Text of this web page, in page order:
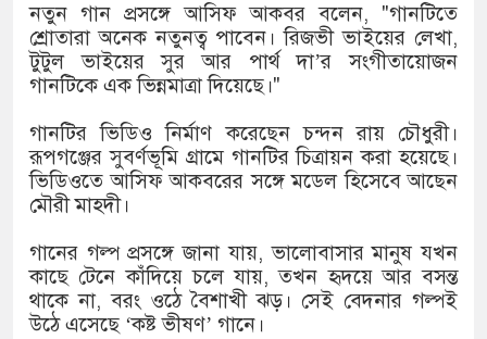
১৫২২ পুলিশ সদস্যকে চাকরিতে
খিলক্ষেত থানা বিএনপির যুগ্ম
দেশের ৬ অঞ্চলে ঝড়ের আভাস
সার্ককে আরও গতিশীল করতে চায়
প্রধানমন্ত্রীর সঙ্গে নবনিযুক্ত
হামের উপসর্গে আরও ৬ প্রাণহানি,
নতুন গান প্রসঙ্গে আসিফ আকবর বলেন, "গানটিতে
শ্রোতারা অনেক নতুনত্ব পাবেন। রিজভী ভাইয়ের লেখা,
টুটুল ভাইয়ের সুর আর পার্থ দা’র সংগীতায়োজন
গানটিকে এক ভিন্নমাত্রা দিয়েছে।"
গানটির ভিডিও নির্মাণ করেছেন চন্দন রায় চৌধুরী।
রূপগঞ্জের সুবর্ণভূমি গ্রামে গানটির চিত্রায়ন করা হয়েছে।
ভিডিওতে আসিফ আকবরের সঙ্গে মডেল হিসেবে আছেন
মৌরী মাহদী।
গানের গল্প প্রসঙ্গে জানা যায়, ভালোবাসার মানুষ যখন
কাছে টেনে কাঁদিয়ে চলে যায়, তখন হৃদয়ে আর বসন্ত
থাকে না, বরং ওঠে বৈশাখী ঝড়। সেই বেদনার গল্পই
উঠে এসেছে ‘কষ্ট ভীষণ’ গানে।